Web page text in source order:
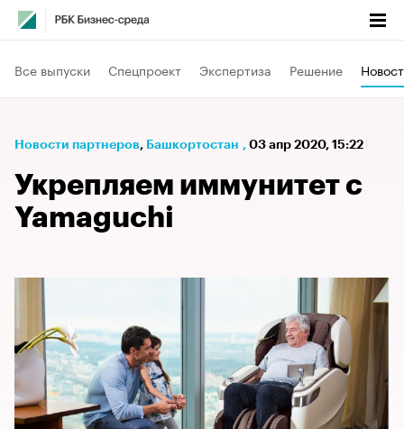
Все выпуски Спецпроект Экспертиза Решение
Новости партнеров⁠, Башкортостан , 03 апр 2020, 15:22
Укрепляем иммунитет с
Yamaguchi